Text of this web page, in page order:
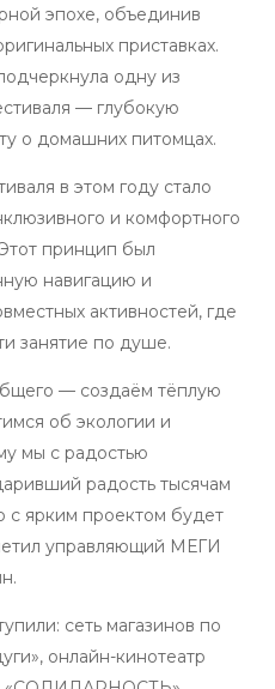
эпохе, объединив
приставках.
одну из
— глубокую
о домашних питомцах.
в этом году стало
и комфортного
принцип был
навигацию и
активностей, где
занятие по душе.
— создаём тёплую
об экологии и
мы с радостью
радость тысячам
с ярким проектом будет
управляющий МЕГИ
сеть магазинов по
онлайн-кинотеатр